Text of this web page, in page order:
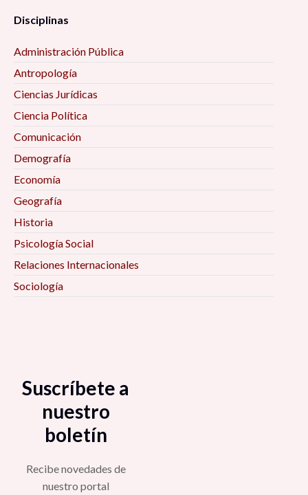
Disciplinas
Administración Pública
Antropología
Ciencias Jurídicas
Ciencia Política
Comunicación
Demografía
Economía
Geografía
Historia
Psicología Social
Relaciones Internacionales
Sociología
Suscríbete a
nuestro
boletín
Recibe novedades de
nuestro portal